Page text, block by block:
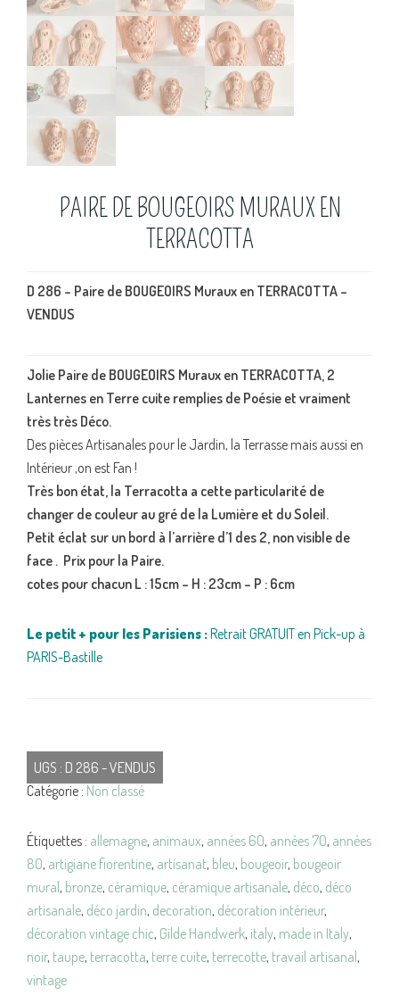
PAIRE DE BOUGEOIRS MURAUX EN
TERRACOTTA
D 286 – Paire de BOUGEOIRS Muraux en TERRACOTTA –
VENDUS
Jolie Paire de BOUGEOIRS Muraux en TERRACOTTA, 2
Lanternes en Terre cuite remplies de Poésie et vraiment
très très Déco.
Des pièces Artisanales pour le Jardin, la Terrasse mais aussi en
Intérieur ,on est Fan !
Très bon état, la Terracotta a cette particularité de
changer de couleur au gré de la Lumière et du Soleil.
Petit éclat sur un bord à l’arrière d’1 des 2, non visible de
face . Prix pour la Paire.
cotes pour chacun L : 15cm – H : 23cm – P : 6cm
Le petit + pour les Parisiens :Retrait GRATUIT en Pick-up à
PARIS-Bastille
UGS : D 286 - VENDUS
Catégorie : Non classé
Étiquettes : allemagne, animaux, années 60, années 70, années
80, artigiane fiorentine, artisanat, bleu, bougeoir, bougeoir
mural , bronze, céramique, céramique artisanale, déco, déco
artisanale, déco jardin, decoration, décoration intérieur,
décoration vintage chic, Gilde Handwerk, italy, made in Italy,
noir, taupe, terracotta, terre cuite, terrecotte, travail artisanal ,
vintage